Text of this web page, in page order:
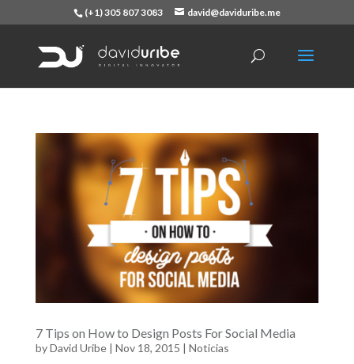
(+1) 305 807 3083 david@daviduribe.me
7 Tips on How to Design Posts For Social Media
byDavid Uribe| Nov 18, 2015 | Noticias